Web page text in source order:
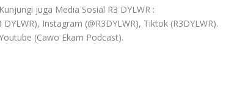
juga Media Sosial R3 DYLWR :
DYLWR), Instagram (@R3DYLWR), Tiktok (R3DYLWR).
(Cawo Ekam Podcast).